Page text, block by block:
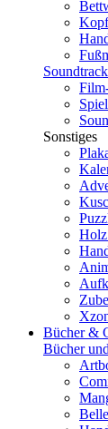
Sonstiges
Holz
Bücher &
Bücher